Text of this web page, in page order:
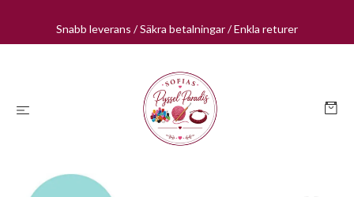
Snabb leverans / Säkra betalningar / Enkla returer